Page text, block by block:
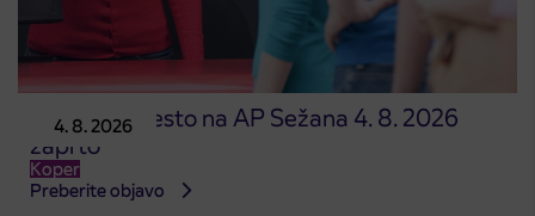
4. 8. 2026
Prodajno mesto na AP Sežana 4. 8. 2026
zaprto
Koper
Preberite objavo